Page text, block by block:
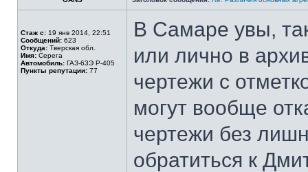
Стаж с: 19 янв 2014, 22:51
Сообщений: 623
Откуда: Тверская обл.
Имя: Серега
Автомобиль: ГАЗ-63Э Р-405
Пункты репутации: 77
В Самаре увы,
или лично в
чертежи с
могут вообще
чертежи без
обратиться к